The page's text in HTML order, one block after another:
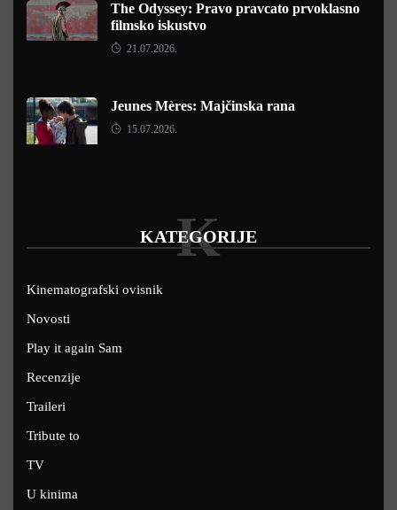
The Odyssey: Pravo pravcato prvoklasno
filmsko iskustvo
21.07.2026.
Jeunes Mères: Majčinska rana
15.07.2026.
KATEGORIJE
K
Kinematografski ovisnik
Novosti
Play it again Sam
Recenzije
Traileri
Tribute to
TV
U kinima